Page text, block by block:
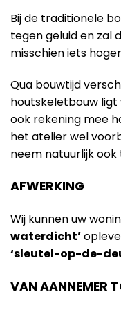
Bij de traditionele
tegen geluid en zal
misschien iets
Qua bouwtijd
houtskeletbouw
ook rekening mee
het atelier wel
neem natuurlijk ook
AFWERKING
Wij kunnen uw
waterdicht’
‘sleutel-op-de-
VAN AANNEMER